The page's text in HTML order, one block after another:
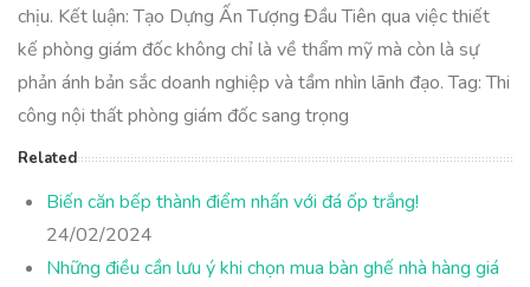
chịu. Kết luận: Tạo Dựng Ấn Tượng Đầu Tiên qua việc thiết
kế phòng giám đốc không chỉ là về thẩm mỹ mà còn là sự
phản ánh bản sắc doanh nghiệp và tầm nhìn lãnh đạo. Tag: Thi
công nội thất phòng giám đốc sang trọng
Related
Biến căn bếp thành điểm nhấn với đá ốp trắng!
24/02/2024
Những điều cần lưu ý khi chọn mua bàn ghế nhà hàng giá